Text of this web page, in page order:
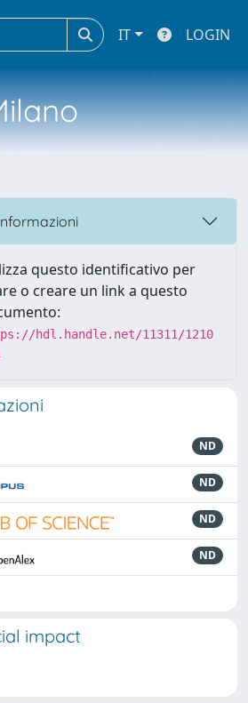
IT LOGIN
questo identificativo per
o creare un link a questo
hdl.handle.net/11311/1210
ND
ND
ND
ND
impact